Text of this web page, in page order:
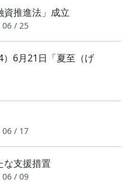
推進法」成立
/ 25
6月21日「夏至（げ
/ 17
な支援措置
/ 09